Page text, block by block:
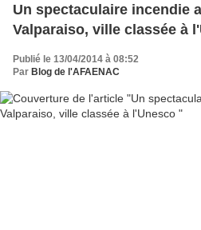
Un spectaculaire incendie
Valparaiso, ville classée à
Publié le 13/04/2014 à 08:52
Par Blog de l'AFAENAC